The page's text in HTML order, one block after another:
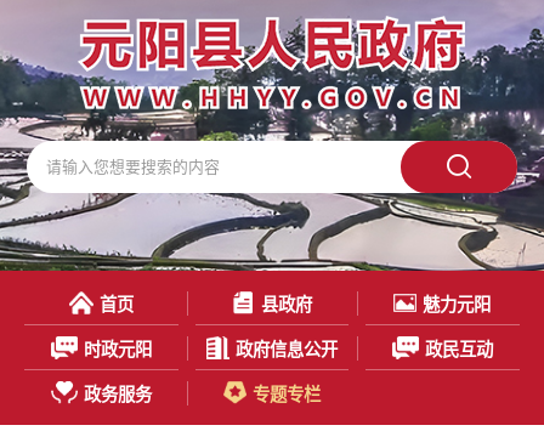
首页 县政府 魅力元阳
时政元阳 政府信息公开 政民互动
政务服务 专题专栏